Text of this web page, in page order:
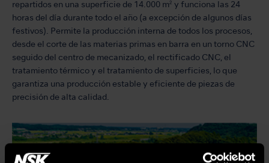
repartidos en una superficie de 14.000 m² y funciona las 24
horas del día durante todo el año (a excepción de algunos días
festivos). Permite la producción interna de todos los procesos,
desde el corte de las materias primas en barra en un torno CNC
seguido del centro de mecanizado, el rectificado CNC, el
tratamiento térmico y el tratamiento de superficies, lo que
garantiza una producción estable y eficiente de piezas de
precisión de alta calidad.